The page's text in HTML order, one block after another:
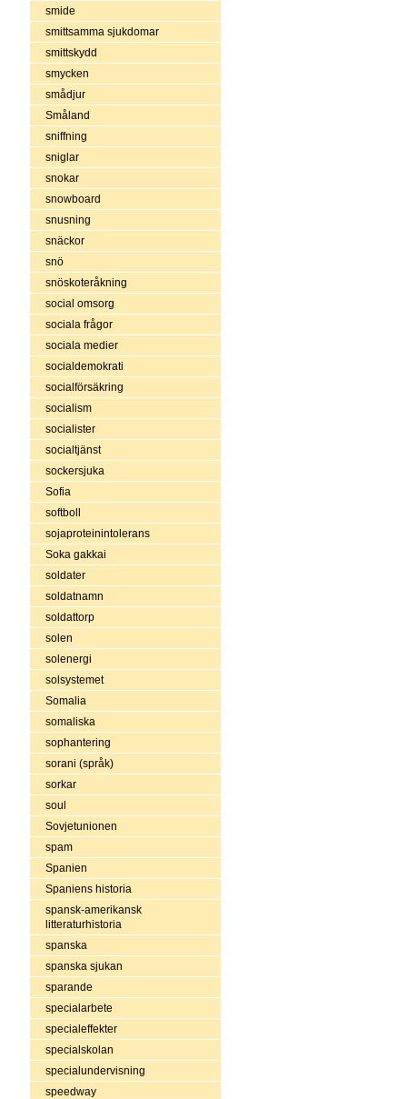
smide
smittsamma sjukdomar
smittskydd
smycken
smådjur
Småland
sniffning
sniglar
snokar
snowboard
snusning
snäckor
snö
snöskoteråkning
social omsorg
sociala frågor
sociala medier
socialdemokrati
socialförsäkring
socialism
socialister
socialtjänst
sockersjuka
Sofia
softboll
sojaproteinintolerans
Soka gakkai
soldater
soldatnamn
soldattorp
solen
solenergi
solsystemet
Somalia
somaliska
sophantering
sorani (språk)
sorkar
soul
Sovjetunionen
spam
Spanien
Spaniens historia
spansk-amerikansk
litteraturhistoria
spanska
spanska sjukan
sparande
specialarbete
specialeffekter
specialskolan
specialundervisning
speedway